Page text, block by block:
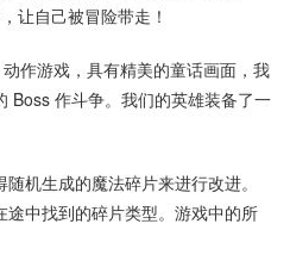
让自己被冒险带走！
作游戏，具有精美的童话画面，我
Boss 作斗争。我们的英雄装备了一
机生成的魔法碎片来进行改进。
中找到的碎片类型。游戏中的所